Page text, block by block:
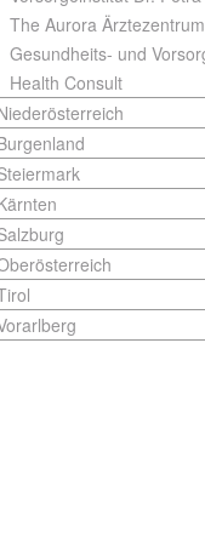
The Aurora Ärztezentrum
Health Consult